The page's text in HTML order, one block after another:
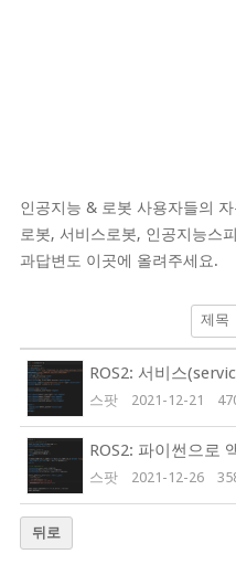
인공지능 & 로봇 사용자들의
로봇, 서비스로봇, 인공지능스
과답변도 이곳에 올려주세요.
ROS2: 서비스
스팟 2021-12-21
ROS2: 파이썬으로
스팟 2021-12-26
뒤로